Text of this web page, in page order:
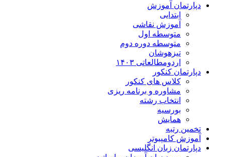
دپارتمان آموزش
ابتدایی
آموزش نقاشی
متوسطه اول
متوسطه دوره دوم
تیزهوشان
اردومطالعاتی ۱۴۰۳
دپارتمان کنکور
کلاس های کنکور
مشاوره و برنامه ریزی
انتخاب رشته
بورسیه
همایش
تخمین رتبه
آموزش کامپیوتر
دپارتمان زبان انگلیسی